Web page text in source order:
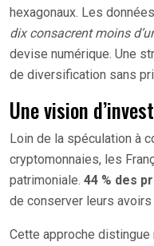
hexagonaux. Les
dix consacrent moins
devise numérique. Une
de diversification sans
Une vision
Loin de la spéculation à
cryptomonnaies, les
patrimoniale. 44 % des
de conserver leurs avoirs
Cette approche